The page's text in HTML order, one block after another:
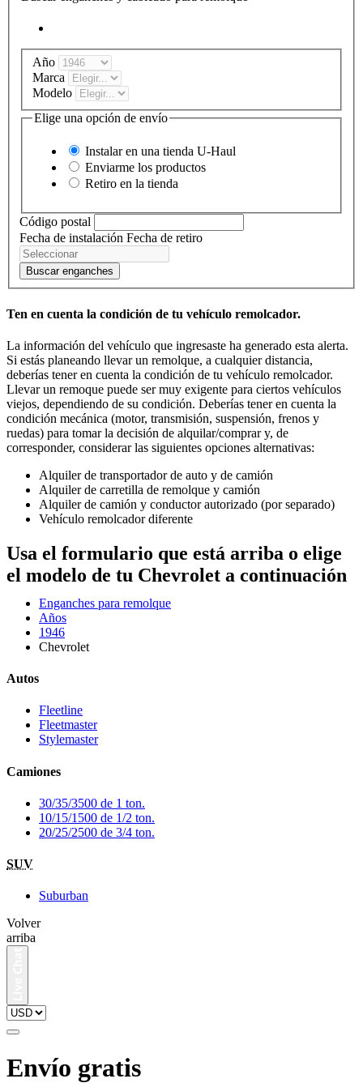
Año
Marca
Modelo
Elige una opción de envío
Instalar en una tienda U-Haul
Enviarme los productos
Retiro en la tienda
Código postal
Fecha de instalación Fecha de retiro
Buscar enganches
Ten en cuenta la condición de tu vehículo remolcador.
La información del vehículo que ingresaste ha generado esta alerta.
Si estás planeando llevar un remolque, a cualquier distancia,
deberías tener en cuenta la condición de tu vehículo remolcador.
Llevar un remoque puede ser muy exigente para ciertos vehículos
viejos, dependiendo de su condición. Deberías tener en cuenta la
condición mecánica (motor, transmisión, suspensión, frenos y
ruedas) para tomar la decisión de alquilar/comprar y, de
corresponder, considerar las siguientes opciones alternativas:
Alquiler de transportador de auto y de camión
Alquiler de carretilla de remolque y camión
Alquiler de camión y conductor autorizado (por separado)
Vehículo remolcador diferente
Usa el formulario que está arriba o elige
el modelo de tu Chevrolet a continuación
Enganches para remolque
Años
1946
Chevrolet
Autos
Fleetline
Fleetmaster
Stylemaster
Camiones
30/35/3500 de 1 ton.
10/15/1500 de 1/2 ton.
20/25/2500 de 3/4 ton.
SUV
Suburban
Volver
arriba
Envío gratis